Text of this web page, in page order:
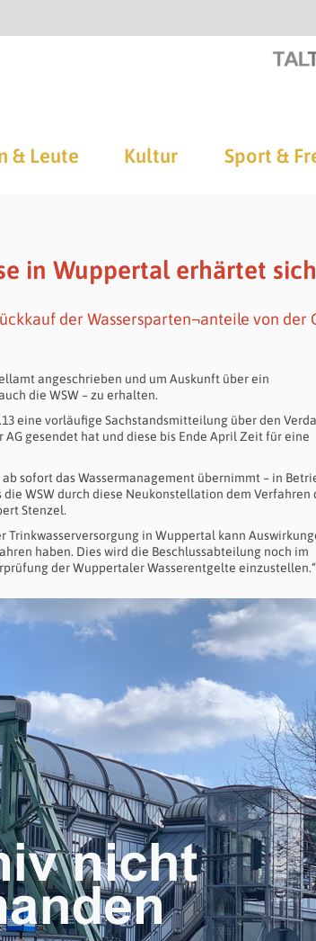
& Leute Kultur Sport &
in Wuppertal erhärtet sich
der Wassersparten¬anteile von der
an­geschrieben und um Auskunft über ein
die WSW – zu erhalten.
eine vor­läufige Sachstandsmitteilung über den
gesendet hat und die­se bis Ende April Zeit für eine
sofort das Wassermanagement übernimmt – in
WSW durch diese Neukonstellation dem Verfahren
Stenzel.
in Wuppertal kann
haben. Dies wird die Beschlussab­teilung noch im
der Wuppertaler Wasserentgelte einzu­stellen.“